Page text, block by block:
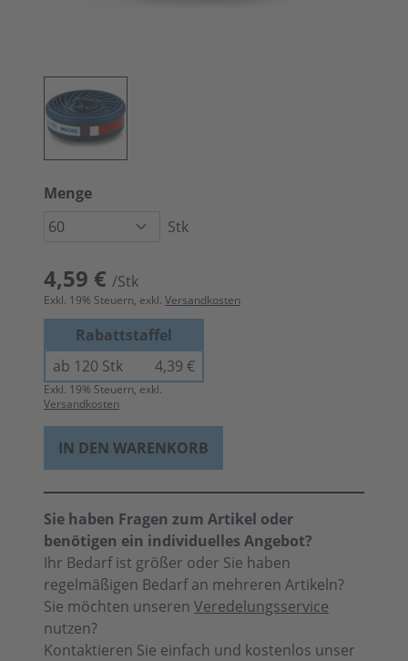
Menge
Stk
4,59 € /Stk
Exkl. 19% Steuern, exkl. Versandkosten
Rabattstaffel
ab 120 Stk
4,39 €
Exkl. 19% Steuern, exkl.
Versandkosten
IN DEN WARENKORB
Sie haben Fragen zum Artikel oder
benötigen ein individuelles Angebot?
Ihr Bedarf ist größer oder Sie haben
regelmäßigen Bedarf an mehreren Artikeln?
Sie möchten unseren Veredelungsservice
nutzen?
Kontaktieren Sie einfach und kostenlos unser